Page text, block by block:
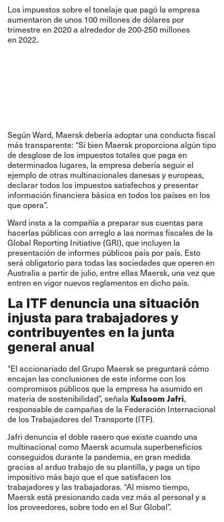
Los impuestos sobre el tonelaje que pagó la empresa
aumentaron de unos 100 millones de dólares por
trimestre en 2020 a alrededor de 200‑250 millones
en 2022.
Según Ward, Maersk debería adoptar una conducta fiscal
más transparente: “Si bien Maersk proporciona algún tipo
de desglose de los impuestos totales que paga en
determinados lugares, la empresa debería seguir el
ejemplo de otras multinacionales danesas y europeas,
declarar todos los impuestos satisfechos y presentar
información financiera básica en todos los países en los
que opera”.
Ward insta a la compañía a preparar sus cuentas para
hacerlas públicas con arreglo a las normas fiscales de la
Global Reporting Initiative (GRI), que incluyen la
presentación de informes públicos país por país. Esto
será obligatorio para todas las sociedades que operen en
Australia a partir de julio, entre ellas Maersk, una vez que
entren en vigor nuevos reglamentos en dicho país.
La ITF denuncia una situación
injusta para trabajadores y
contribuyentes en la junta
general anual
“El accionariado del Grupo Maersk se preguntará cómo
encajan las conclusiones de este informe con los
compromisos públicos que la empresa ha asumido en
materia de sostenibilidad”, señala Kulsoom Jafri,
responsable de campañas de la Federación Internacional
de los Trabajadores del Transporte (ITF).
Jafri denuncia el doble rasero que existe cuando una
multinacional como Maersk acumula superbeneficios
conseguidos durante la pandemia, en gran medida
gracias al arduo trabajo de su plantilla, y paga un tipo
impositivo más bajo que el que satisfacen los
trabajadores y las trabajadoras. “Al mismo tiempo,
Maersk está presionando cada vez más al personal y a
los proveedores, sobre todo en el Sur Global”.